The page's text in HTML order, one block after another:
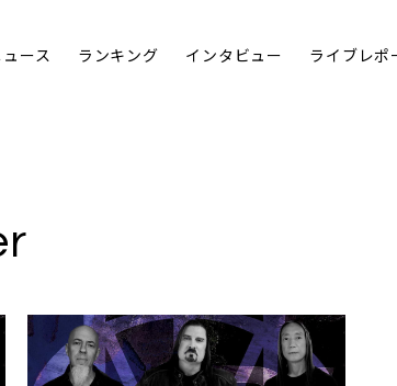
ース ランキング インタビュー ライブレポ